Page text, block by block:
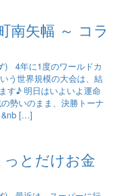
南矢幅 ～ コラ
4年に1度のワールドカ
う世界規模の大会は、結
す♪ 明日はいよいよ運命
勢いのまま、決勝トーナ
&nb […]
とだけお金